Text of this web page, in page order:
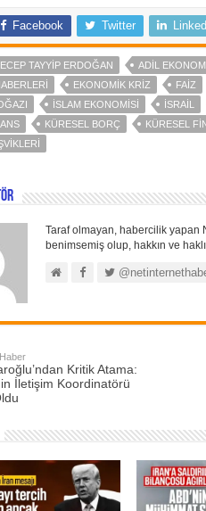
Facebook Twitter
TAYYIP ERDOĞAN ADIL
EKONOMIK KRIZ FAIZ
İSLAM EKONOMISI ISRAIL
KÜRESEL BORÇ KÜRESEL
Taraf olmayan, habercilik yapan
benimsemiş olup, hakkın ve
Kritik Atama:
İletişim Koordinatörü